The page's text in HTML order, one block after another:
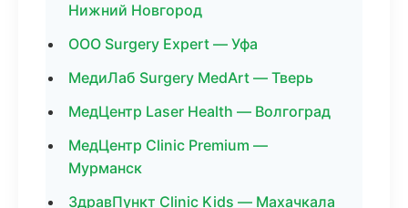
Нижний Новгород
ООО Surgery Expert — Уфа
МедиЛаб Surgery MedArt — Тверь
МедЦентр Laser Health — Волгоград
МедЦентр Clinic Premium —
Мурманск
ЗдравПункт Clinic Kids — Махачкала